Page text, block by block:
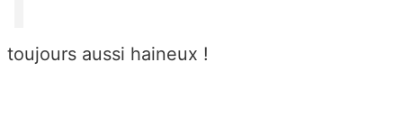
toujours aussi haineux !